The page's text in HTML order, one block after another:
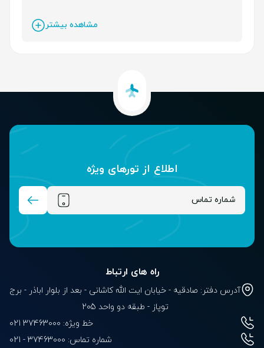
مشاهده بیشتر
اطلاع از تور‌های ویژه
راه های ارتباط
آدرس دفتر: صادقیه - خیابان ایت الله کاشانی - بعد از بلوار‌‌ اباذر - برج
توپاز - طبقه دو واحد 205
خط ویژه: 37463000 021
شماره تماس: 021 - 37463000